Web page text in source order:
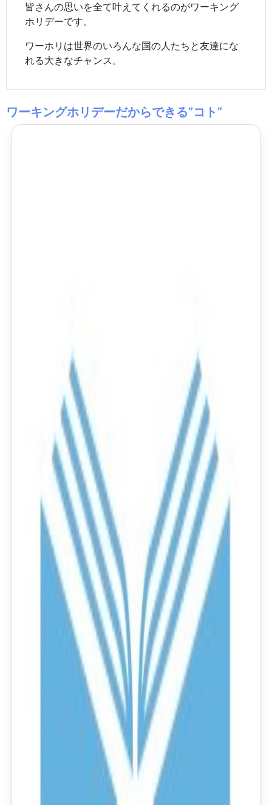
皆さんの思いを全て叶えてくれるのがワーキング
ホリデーです。
ワーホリは世界のいろんな国の人たちと友達にな
れる大きなチャンス。
ワーキングホリデーだからできる”コト”